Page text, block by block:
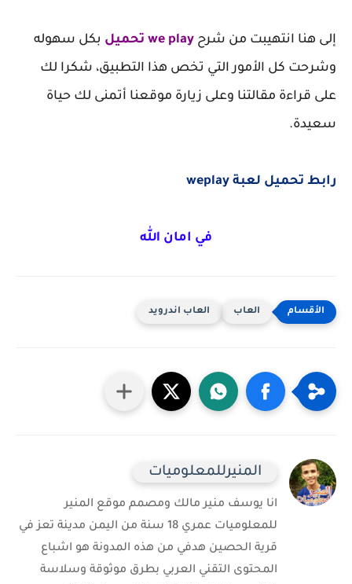
إلى هنا انتهيبت من شرح we play تحميل
بكل سهوله
وشرحت كل الأمور التي تخص هذا التطبيق، شكرا لك
على قراءة مقالتنا وعلى زيارة موقعنا أتمنى لك حياة
سعيدة.
رابط تحميل لعبة weplay
في امان الله
العاب العاب اندرويد
المنيرللمعلوميات
انا يوسف منير مالك ومصمم موقع المنير
للمعلوميات عمري 18 سنة من اليمن مدينة تعز في
قرية الحصين هدفي من هذه المدونة هو اشباع
المحتوى التقني العربي بطرق موثوقة وسلاسة